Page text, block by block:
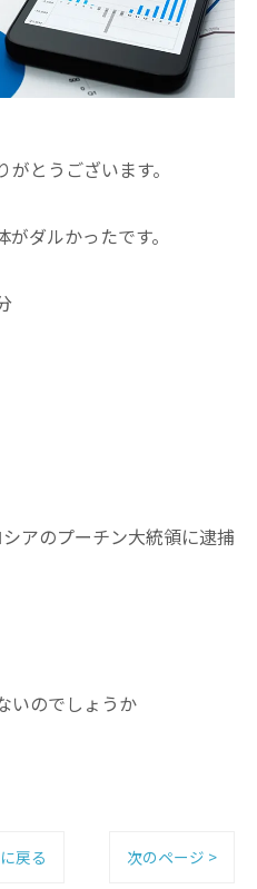
とうございます。
ダルかったです。
アのプーチン大統領に逮捕
いのでしょうか
戻る 次のページ >